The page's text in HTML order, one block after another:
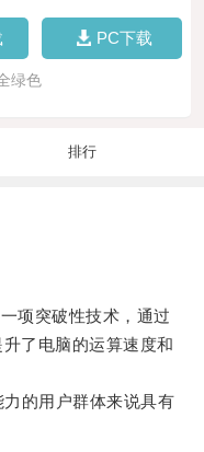
PC下载
绿色
排行
项突破性技术，通过
了电脑的运算速度和
的用户群体来说具有